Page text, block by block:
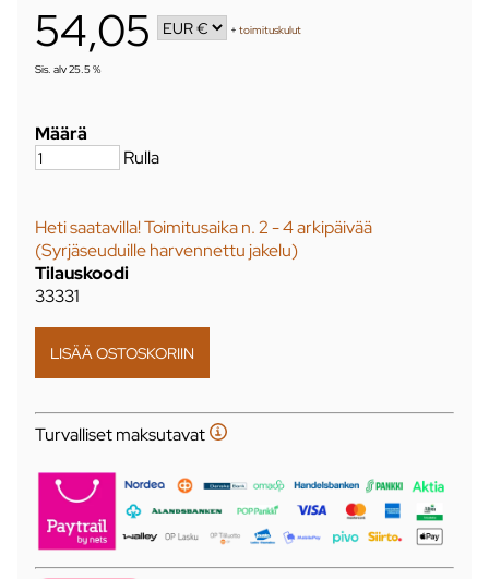
54,05 +toimituskulut
Sis. alv 25.5 %
Määrä
Rulla
Heti saatavilla! Toimitusaika n. 2 - 4 arkipäivää
(Syrjäseuduille harvennettu jakelu)
Tilauskoodi
33331
Turvalliset maksutavat